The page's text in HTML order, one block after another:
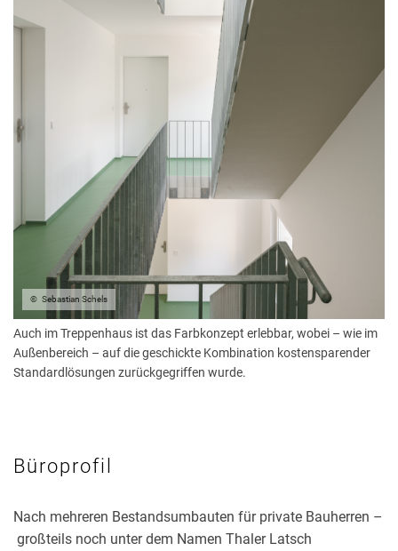
Sebastian Schels
Auch im Treppenhaus ist das Farbkonzept erlebbar, wobei – wie im
Außenbereich – auf die geschickte Kombination kostensparender
Standardlösungen zurückgegriffen wurde.
Büroprofil
Nach mehreren Bestandsumbauten für private Bauherren –
großteils noch unter dem Namen Thaler Latsch